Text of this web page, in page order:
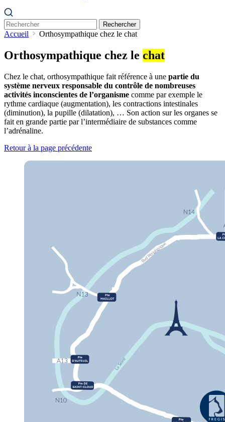
Rechercher
Accueil Orthosympathique chez le chat
Orthosympathique chez le chat
Chez le chat, orthosympathique fait référence à une partie du
système nerveux responsable du contrôle de nombreuses
activités inconscientes de l’organisme comme par exemple le
rythme cardiaque (augmentation), les contractions intestinales
(diminution), la pupille (dilatation), … Son action sur les organes se
fait en grande partie par l’intermédiaire de substances comme
l’adrénaline.
Retour à la page précédente